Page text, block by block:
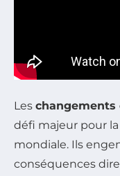
Les changements
défi majeur pour
mondiale. Ils
conséquences